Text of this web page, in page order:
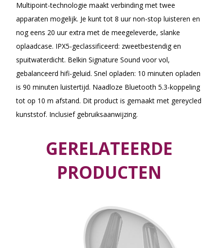
Multipoint-technologie maakt verbinding met twee
apparaten mogelijk. Je kunt tot 8 uur non-stop luisteren en
nog eens 20 uur extra met de meegeleverde, slanke
oplaadcase. IPX5-geclassificeerd: zweetbestendig en
spuitwaterdicht. Belkin Signature Sound voor vol,
gebalanceerd hifi-geluid. Snel opladen: 10 minuten opladen
is 90 minuten luistertijd. Naadloze Bluetooth 5.3-koppeling
tot op 10 m afstand. Dit product is gemaakt met gereycled
kunststof. Inclusief gebruiksaanwijzing.
GERELATEERDE
PRODUCTEN